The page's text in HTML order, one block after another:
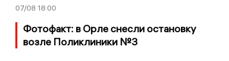
07/08 18:00
Фотофакт: в Орле снесли остановку
возле Поликлиники №3